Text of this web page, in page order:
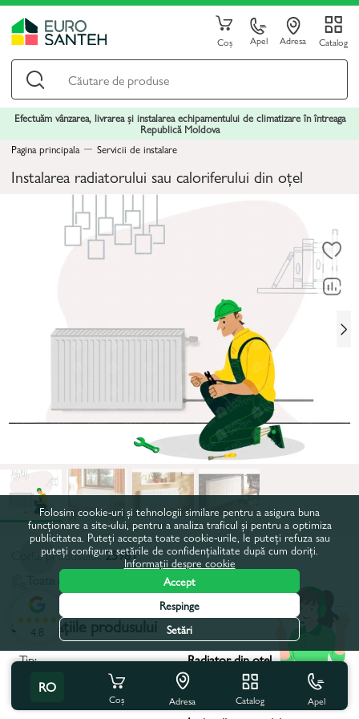
Coș Apel Adresa Catalog
Efectuăm vânzarea, livrarea și instalarea echipamentului de climatizare în întreaga
Republică Moldova
Pagina principala
Servicii de instalare
Instalarea radiatorului sau caloriferului din oțel
Codul produsului:25981
Specificațiile produsului
Tip:
Radiator din oțel
Acoperire Teritorială:
În toată Republica Moldova
RO
Coș Adresa Catalog Apel
4.8
Folosim cookie-uri și tehnologii similare pentru a asigura buna
funcționare a site-ului, pentru a analiza traficul și pentru a optimiza
publicitatea. Puteți accepta toate cookie-urile, le puteți refuza sau
puteți configura setările de confidențialitate după cum doriți.
Informații despre cookie
Accept
Respinge
Setări